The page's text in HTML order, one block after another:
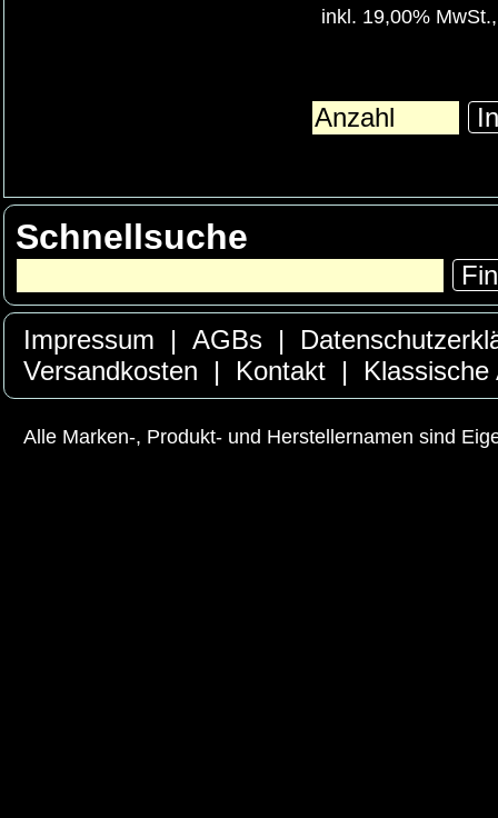
inkl. 19,00%
Schnellsuche
Impressum | AGBs |
Versandkosten
| Kontakt |
Alle Marken-, Produkt- und Herstellernamen sind